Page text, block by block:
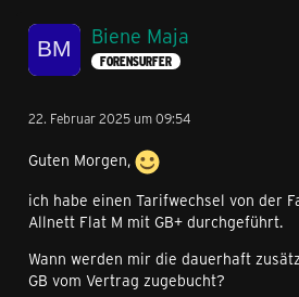
Biene Maja
FORENSURFER
22. Februar 2025 um 09:54
Guten Morgen,
ich habe einen Tarifwechsel von der
Allnett Flat M mit GB+ durchgeführt.
Wann werden mir die dauerhaft
GB vom Vertrag zugebucht?